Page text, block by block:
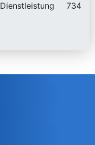
Dienstleistung 734